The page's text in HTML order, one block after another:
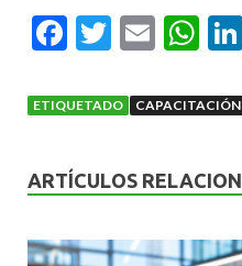
F
e
o
o
k
T
itt
E
ai
W
at
A
p
p
ETIQUETADO CAPACITACIÓN
ARTÍCULOS